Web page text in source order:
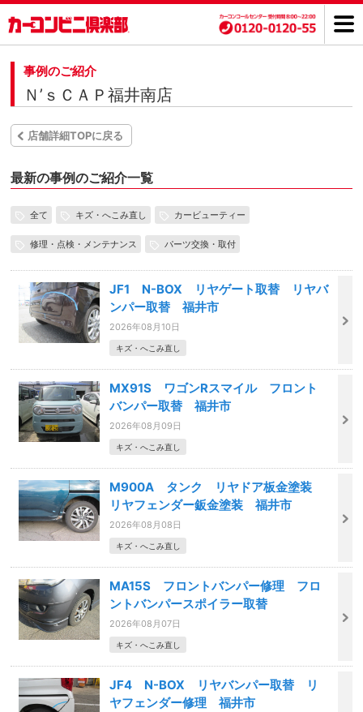
事例のご紹介
Ｎ’ｓＣＡＰ福井南店
店舗詳細TOPに戻る
最新の事例のご紹介一覧
全て キズ・へこみ直し カービューティー
修理・点検・メンテナンス パーツ交換・取付
JF1 N-BOX リヤゲート取替 リヤバ
ンパー取替 福井市
2026年08月10日
キズ・へこみ直し
MX91S ワゴンRスマイル フロント
バンパー取替 福井市
2026年08月09日
キズ・へこみ直し
M900A タンク リヤドア板金塗装
リヤフェンダー鈑金塗装 福井市
2026年08月08日
キズ・へこみ直し
MA15S フロントバンパー修理 フロ
ントバンパースポイラー取替
2026年08月07日
キズ・へこみ直し
JF4 N-BOX リヤバンパー取替 リ
ヤフェンダー修理 福井市